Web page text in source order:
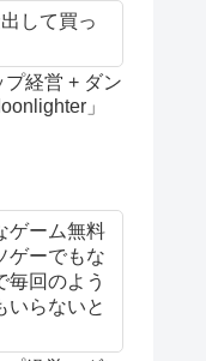
して買っ
プ経営 + ダン
」
ゲーム無料
ゲーでもな
毎回のよう
いらないと